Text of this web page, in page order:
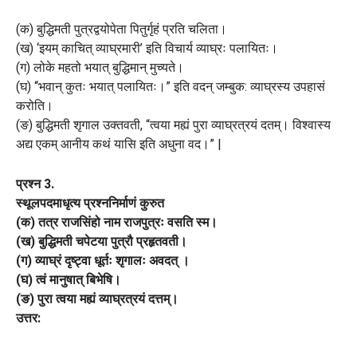
(क) बुद्धिमती पुत्रद्वयोपेता पितुर्गृहं प्रति चलिता।
(ख) ‘इयम् काचित् व्याघ्रमारी’ इति विचार्य व्याघ्रः पलायितः।
(ग) लोके महतो भयात् बुद्धिमान् मुच्यते।
(घ) “भवान् कुतः भयात् पलायितः।” इति वदन् जम्बुक: व्याघ्रस्य उपहासं
करोति।
(ङ) बुद्धिमती शृगाल उक्तवती, “त्वया मह्यं पुरा व्याघ्रत्रयं दतम्। विश्वास्य
अद्य एकम् आनीय कथं यासि इति अधुना वद।” |
प्रश्न 3.
स्थूलपदमाधृत्य प्रश्ननिर्माणं कुरुत
(क) तत्र राजसिंहो नाम राजपुत्रः वसति स्म।
(ख) बुद्धिमती चपेटया पुत्रौ प्रहृतवती।
(ग) व्याघ्रं दृष्ट्वा धूर्तः शृगालः अवदत् ।
(घ) त्वं मानुषात् बिभेषि।
(ङ) पुरा त्वया मह्यं व्याघ्रत्रयं दत्तम्।
उत्तर: